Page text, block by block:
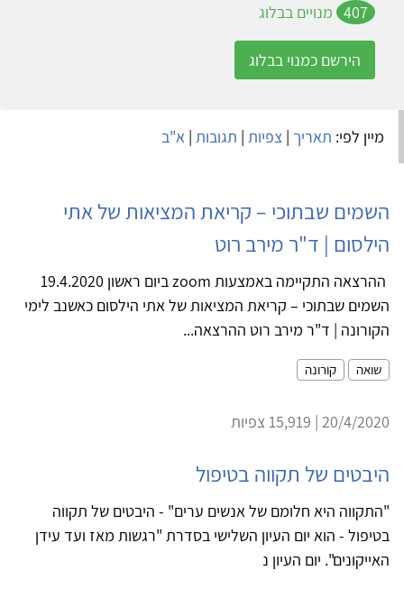
407 מנויים בבלוג
הירשם כמנוי בבלוג
מיין לפי: תאריך | צפיות | תגובות | א"ב
השמים שבתוכי – קריאת המציאות של אתי
הילסום | ד"ר מירב רוט
ההרצאה התקיימה באמצעות zoom ביום ראשון 19.4.2020
השמים שבתוכי – קריאת המציאות של אתי הילסום כאשנב לימי
הקורונה | ד"ר מירב רוט ההרצאה...
שואה קורונה
20/4/2020 | 15,919 צפיות
היבטים של תקווה בטיפול
"התקווה היא חלומם של אנשים ערים" - היבטים של תקווה
בטיפול - הוא יום העיון השלישי בסדרת "רגשות מאז ועד עידן
האייקונים". יום העיון נ